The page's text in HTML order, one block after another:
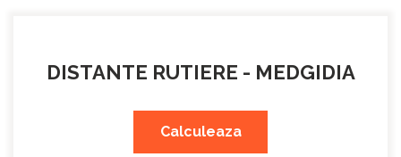
DISTANTE RUTIERE - MEDGIDIA
Calculeaza